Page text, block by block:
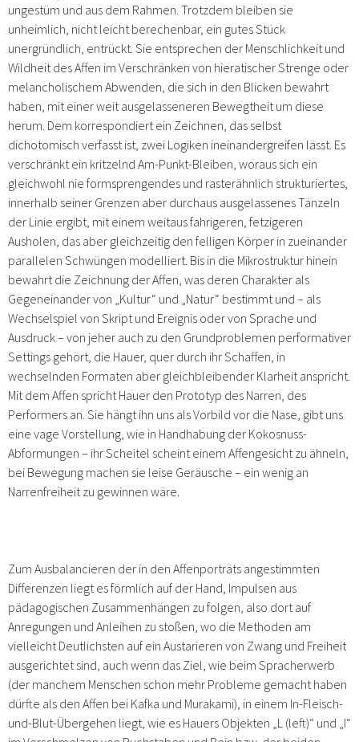
ungestüm und aus dem Rahmen. Trotzdem bleiben sie
unheimlich, nicht leicht berechenbar, ein gutes Stück
unergründlich, entrückt. Sie entsprechen der Menschlichkeit und
Wildheit des Affen im Verschränken von hieratischer Strenge oder
melancholischem Abwenden, die sich in den Blicken bewahrt
haben, mit einer weit ausgelasseneren Bewegtheit um diese
herum. Dem korrespondiert ein Zeichnen, das selbst
dichotomisch verfasst ist, zwei Logiken ineinandergreifen lässt. Es
verschränkt ein kritzelnd Am-Punkt-Bleiben, woraus sich ein
gleichwohl nie formsprengendes und rasterähnlich strukturiertes,
innerhalb seiner Grenzen aber durchaus ausgelassenes Tänzeln
der Linie ergibt, mit einem weitaus fahrigeren, fetzigeren
Ausholen, das aber gleichzeitig den felligen Körper in zueinander
parallelen Schwüngen modelliert. Bis in die Mikrostruktur hinein
bewahrt die Zeichnung der Affen, was deren Charakter als
Gegeneinander von „Kultur“ und „Natur“ bestimmt und – als
Wechselspiel von Skript und Ereignis oder von Sprache und
Ausdruck – von jeher auch zu den Grundproblemen performativer
Settings gehört, die Hauer, quer durch ihr Schaffen, in
wechselnden Formaten aber gleichbleibender Klarheit anspricht.
Mit dem Affen spricht Hauer den Prototyp des Narren, des
Performers an. Sie hängt ihn uns als Vorbild vor die Nase, gibt uns
eine vage Vorstellung, wie in Handhabung der Kokosnuss-
Abformungen – ihr Scheitel scheint einem Affengesicht zu ähneln,
bei Bewegung machen sie leise Geräusche – ein wenig an
Narrenfreiheit zu gewinnen wäre.
Zum Ausbalancieren der in den Affenporträts angestimmten
Differenzen liegt es förmlich auf der Hand, Impulsen aus
pädagogischen Zusammenhängen zu folgen, also dort auf
Anregungen und Anleihen zu stoßen, wo die Methoden am
vielleicht Deutlichsten auf ein Austarieren von Zwang und Freiheit
ausgerichtet sind, auch wenn das Ziel, wie beim Spracherwerb
(der manchem Menschen schon mehr Probleme gemacht haben
dürfte als den Affen bei Kafka und Murakami), in einem In-Fleisch-
und-Blut-Übergehen liegt, wie es Hauers Objekten „L (left)“ und „I“